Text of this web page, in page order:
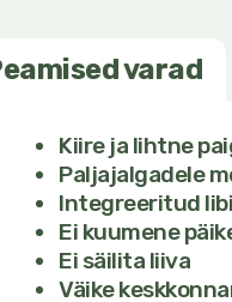
varad
Kiire ja lihtne
Paljajalgadele
Integreeritud
Ei kuumene
Ei säilita liiva
Väike